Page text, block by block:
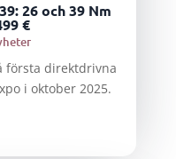
26 och 39 Nm
€
första direktdrivna
i oktober 2025.